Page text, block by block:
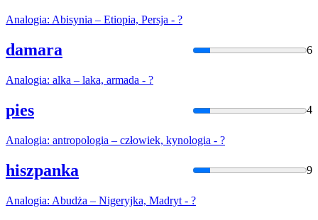
Analogia: Abisynia – Etiopia, Persja - ?
damara 6
Analogia: alka – laka, armada - ?
pies 4
Analogia: antropologia – człowiek, kynologia - ?
hiszpanka 9
Analogia: Abudża – Nigeryjka, Madryt - ?